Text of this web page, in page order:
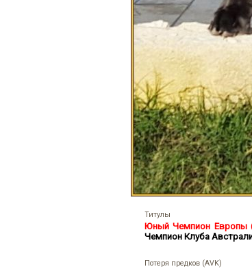
Титулы
Юный Чемпион Европы
Чемпион Клуба
Потеря предков (AVK)